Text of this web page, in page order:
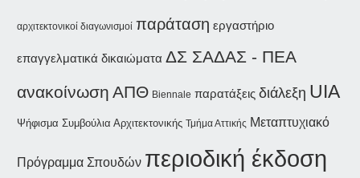
αρχιτεκτονικοί διαγωνισμοί παράταση εργαστήριο
επαγγελματικά δικαιώματα ΔΣ ΣΑΔΑΣ - ΠΕΑ
ανακοίνωση ΑΠΘ Biennale παρατάξεις διάλεξη UIA
Ψήφισμα Συμβούλια Αρχιτεκτονικής Τμήμα Αττικής Μεταπτυχιακό
Πρόγραμμα Σπουδών περιοδική έκδοση